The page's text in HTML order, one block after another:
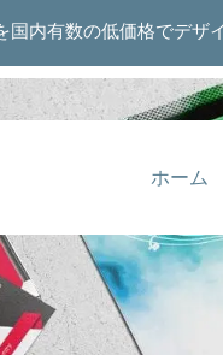
国内有数の低価格でデザ
ホーム